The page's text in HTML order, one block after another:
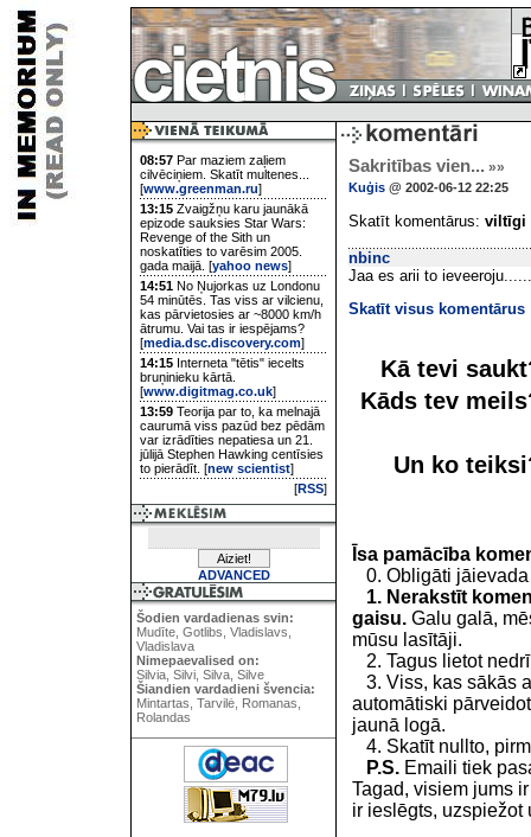
08:57 Par maziem zaļiem
cilvēciņiem. Skatīt multenes...
[www.greenman.ru]
13:15 Zvaigžņu karu jaunākā
epizode sauksies Star Wars:
Revenge of the Sith un
noskatīties to varēsim 2005.
gada maijā. [yahoo news]
14:51 No Ņujorkas uz Londonu
54 minūtēs. Tas viss ar vilcienu,
kas pārvietosies ar ~8000 km/h
ātrumu. Vai tas ir iespējams?
[media.dsc.discovery.com]
14:15 Interneta "tētis" iecelts
bruņinieku kārtā.
[www.digitmag.co.uk]
13:59 Teorija par to, ka melnajā
caurumā viss pazūd bez pēdām
var izrādīties nepatiesa un 21.
jūlijā Stephen Hawking centīsies
to pierādīt. [new scientist]
[RSS]
ADVANCED
Šodien vardadienas svin:
Mudīte, Gotlibs, Vladislavs,
Vladislava
Nimepaevalised on:
Silvia, Silvi, Silva, Silve
Šiandien vardadieni švencia:
Mintartas, Tarvilė, Romanas,
Rolandas
Sakritības vien... »»
Kuģis @ 2002-06-12 22:25
Skatīt komentārus: viltīgi
nbinc
Jaa es arii to
Skatīt visus komentārus
Kā tevi
Kāds tev
Un ko
Īsa pamācība
0. Obligāti jāievada
1. Nerakstīt
gaisu. Galu galā,
mūsu lasītāji.
2. Tagus lietot
3. Viss, kas sākās
automātiski
jaunā logā.
4. Skatīt nullto,
P.S. Emaili tiek
Tagad, visiem jums
ir ieslēgts, uzspiežot